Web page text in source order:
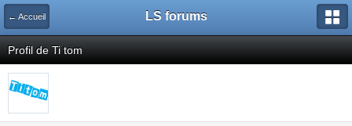
← Accueil LS forums
Profil de Ti tom